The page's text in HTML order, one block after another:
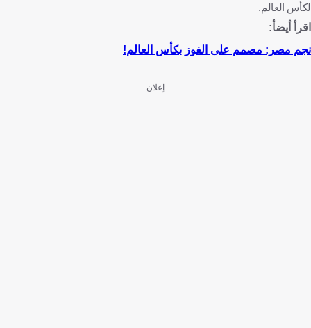
لكأس العالم.
اقرأ أيضأ:
نجم مصر: مصمم على الفوز بكأس العالم!
إعلان